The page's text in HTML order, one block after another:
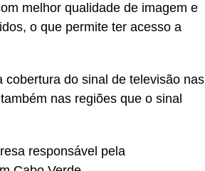
melhor qualidade de imagem e
o que permite ter acesso a
cobertura do sinal de televisão nas
nas regiões que o sinal
responsável pela